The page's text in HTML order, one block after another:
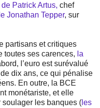
Patrick Artus, chef
Jonathan Tepper, sur
partisans et critiques
toutes ses carences, la
l’euro est surévalué
dix ans, ce qui pénalise
En outre, la BCE
monétariste, et elle
soulager les banques ( les